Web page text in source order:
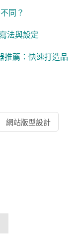
同？
法與設定
推薦：快速打造品
網站版型設計